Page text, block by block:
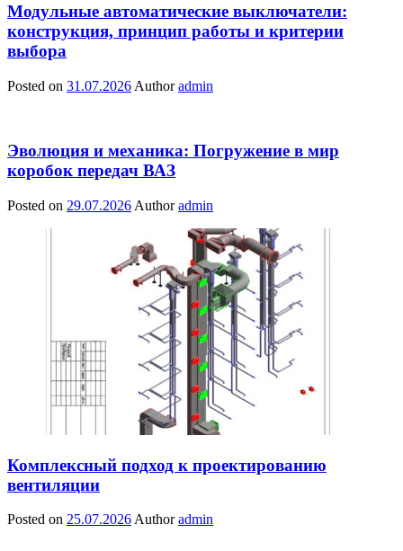
Модульные автоматические выключатели:
конструкция, принцип работы и критерии
выбора
Posted on 31.07.2026 Author admin
Эволюция и механика: Погружение в мир
коробок передач ВАЗ
Posted on 29.07.2026 Author admin
Комплексный подход к проектированию
вентиляции
Posted on 25.07.2026 Author admin